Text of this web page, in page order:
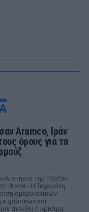
Aramco, Ιράν
όρους για τα
της Τζαζάν
drone - Η Τεχεράνη
αμερικανικών
κυρώσεων και
ανοίξει η κρίσιμη